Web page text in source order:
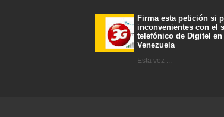
Firma esta petición si
inconvenientes con el
telefónico de Digitel en
Venezuela
Esta vez ...